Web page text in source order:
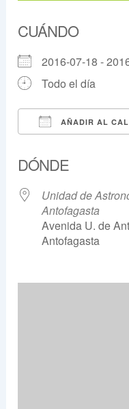
CUÁNDO
2016-07-18 -
Todo el día
AÑADIR AL
DÓNDE
Unidad de
Antofagasta
Avenida U. de
Antofagasta